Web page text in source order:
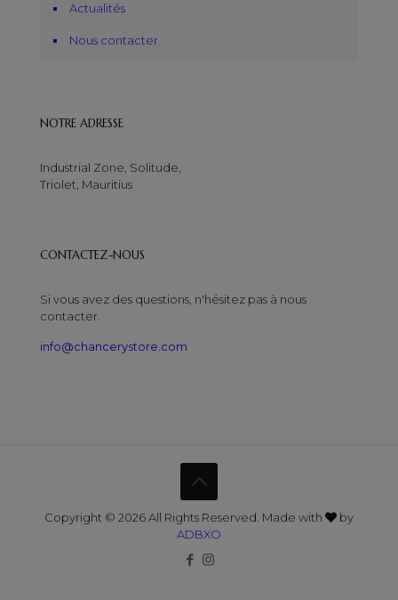
Actualités
Nous contacter
NOTRE ADRESSE
Industrial Zone, Solitude,
Triolet, Mauritius
CONTACTEZ-NOUS
Si vous avez des questions, n'hésitez pas à nous
contacter.
info@chancerystore.com
Copyright © 2026 All Rights Reserved. Made with
by
ADBXO